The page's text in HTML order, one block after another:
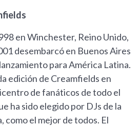
en Winchester, Reino Unido,
desembarcó en Buenos Aires
para América Latina.
edición de Creamfields en
de fanáticos de todo el
ha sido elegido por DJs de la
como el mejor de todos. El